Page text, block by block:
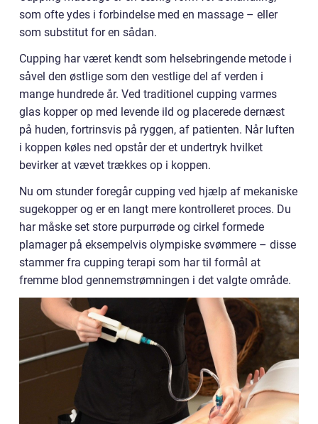
som ofte ydes i forbindelse med en massage – eller
som substitut for en sådan.
Cupping har været kendt som helsebringende metode i
såvel den østlige som den vestlige del af verden i
mange hundrede år. Ved traditionel cupping varmes
glas kopper op med levende ild og placerede dernæst
på huden, fortrinsvis på ryggen, af patienten. Når luften
i koppen køles ned opstår der et undertryk hvilket
bevirker at vævet trækkes op i koppen.
Nu om stunder foregår cupping ved hjælp af mekaniske
sugekopper og er en langt mere kontrolleret proces. Du
har måske set store purpurrøde og cirkel formede
plamager på eksempelvis olympiske svømmere – disse
stammer fra cupping terapi som har til formål at
fremme blod gennemstrømningen i det valgte område.